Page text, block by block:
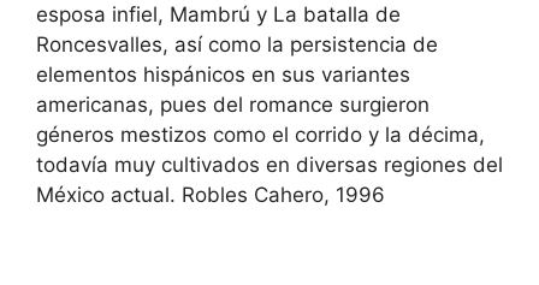
esposa infiel, Mambrú y La batalla de
Roncesvalles, así como la persistencia de
elementos hispánicos en sus variantes
americanas, pues del romance surgieron
géneros mestizos como el corrido y la décima,
todavía muy cultivados en diversas regiones del
México actual. Robles Cahero, 1996